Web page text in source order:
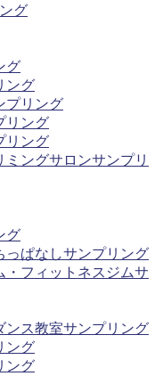
グ
グ
ング
プリング
リング
リング
ングサロンサンプリ
グ
っぱなしサンプリング
・フィットネスジムサ
ンス教室サンプリング
ング
ング